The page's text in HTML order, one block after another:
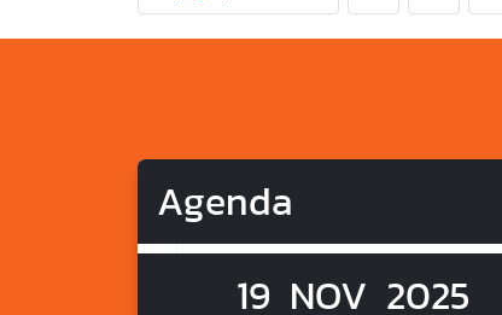
Agenda
19 NOV 2025